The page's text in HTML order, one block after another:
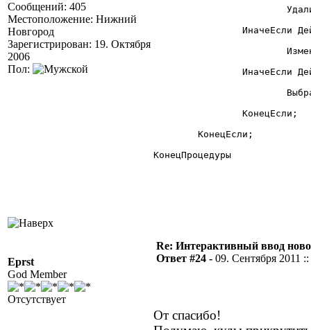
Сообщений: 405
Местоположение: Нижний
Новгород
Зарегистрирован: 19. Октября
2006
Пол:
КонецПроцедуры
Eprst
God Member
Отсутствует
Re: Интерактивный ввод
Ответ #24 - 09. Сентября 2011
От спасибо!